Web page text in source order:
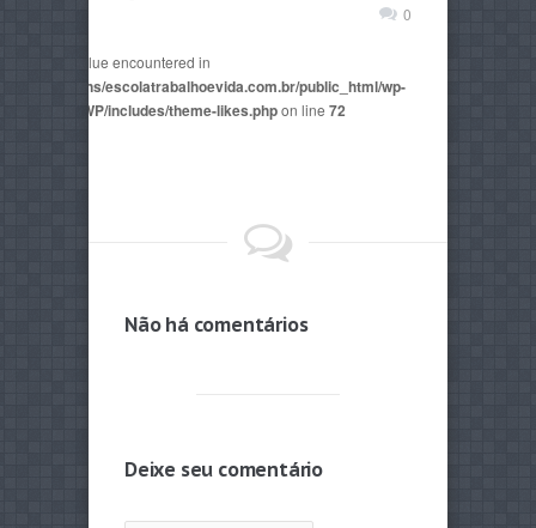
0
numeric value encountered in
domains/escolatrabalhoevida.com.br/public_html/wp-
AegaeusWP/includes/theme-likes.phpon line 72
Não há comentários
Deixe seu comentário